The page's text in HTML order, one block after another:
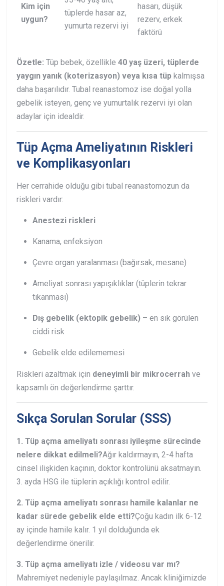
Kim için
uygun?
tüplerde hasar az,
yumurta rezervi iyi
hasarı, düşük
rezerv, erkek
faktörü
Özetle: Tüp bebek, özellikle 40 yaş üzeri, tüplerde
yaygın yanık (koterizasyon) veya kısa tüp kalmışsa
daha başarılıdır. Tubal reanastomoz ise doğal yolla
gebelik isteyen, genç ve yumurtalık rezervi iyi olan
adaylar için idealdir.
Tüp Açma Ameliyatının Riskleri
ve Komplikasyonları
Her cerrahide olduğu gibi tubal reanastomozun da
riskleri vardır:
Anestezi riskleri
Kanama, enfeksiyon
Çevre organ yaralanması (bağırsak, mesane)
Ameliyat sonrası yapışıklıklar (tüplerin tekrar
tıkanması)
Dış gebelik (ektopik gebelik) – en sık görülen
ciddi risk
Gebelik elde edilememesi
Riskleri azaltmak için deneyimli bir mikrocerrah ve
kapsamlı ön değerlendirme şarttır.
Sıkça Sorulan Sorular (SSS)
1. Tüp açma ameliyatı sonrası iyileşme sürecinde
nelere dikkat edilmeli?Ağır kaldırmayın, 2-4 hafta
cinsel ilişkiden kaçının, doktor kontrolünü aksatmayın.
3. ayda HSG ile tüplerin açıklığı kontrol edilir.
2. Tüp açma ameliyatı sonrası hamile kalanlar ne
kadar sürede gebelik elde etti?Çoğu kadın ilk 6-12
ay içinde hamile kalır. 1 yıl dolduğunda ek
değerlendirme önerilir.
3. Tüp açma ameliyatı izle / videosu var mı?
Mahremiyet nedeniyle paylaşılmaz. Ancak kliniğimizde